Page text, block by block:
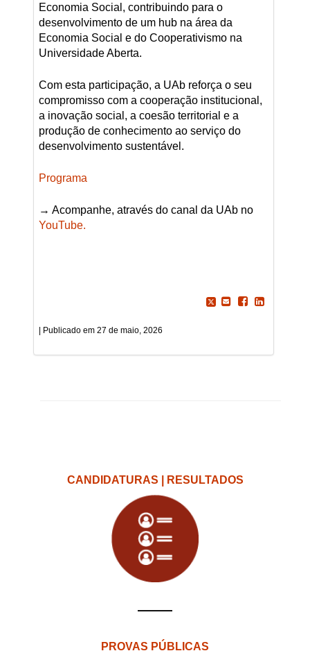
Economia Social, contribuindo para o
desenvolvimento de um hub na área da
Economia Social e do Cooperativismo na
Universidade Aberta.
Com esta participação, a UAb reforça o seu
compromisso com a cooperação institucional,
a inovação social, a coesão territorial e a
produção de conhecimento ao serviço do
desenvolvimento sustentável.
Programa
→ Acompanhe, através do canal da UAb no
YouTube.
27 de maio, 2026
CANDIDATURAS | RESULTADOS
PROVAS PÚBLICAS